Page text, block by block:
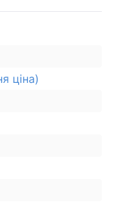
ціна)